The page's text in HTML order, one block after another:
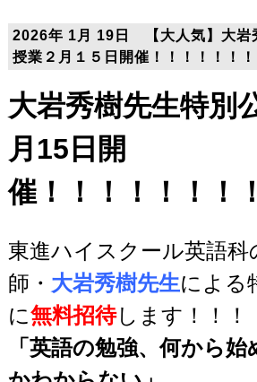
2026年 1月 19日 【大人気】大岩
授業２月１５日開催！！！！！！！
大岩秀樹先生特別
月15日開
催！！！！！！！
東進ハイスクール英語科
師・ 大岩秀樹先生による
に無料招待します！！！
「英語の勉強、何から